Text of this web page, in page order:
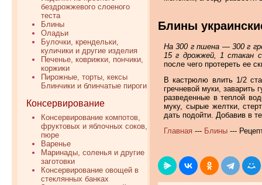
бездрожжевого слоеного
теста
Блины
Оладьи
Булочки, крендельки,
куличики и другие изделия
Печенье, коврижки, пончики,
коржики
Пирожные, торты, кексы
Блинчики и блинчатые пироги
Консервирование
Консервирование компотов,
фруктовых и яблочных соков,
пюре
Варенье
Маринады, соленья и другие
заготовки
Консервирование овощей в
стеклянных банках
Блины
На 300 г пшена — 300 г
15 г дрожжей, 1 стакан
после чего протереть ее
В кастрюлю влить 1/2
гречневой муки, заварить
разведенные в теплой
муку, сырые желтки,
дать подойти. Добавив в
Главная --- Блины ---